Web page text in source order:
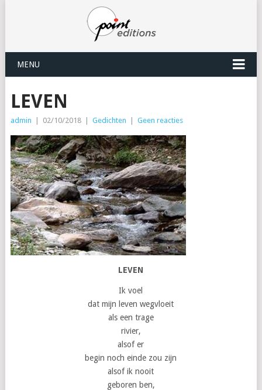
MENU
LEVEN
admin 02/10/2018 Gedichten Geen reacties
LEVEN
Ik voel
dat mijn leven wegvloeit
als een trage
rivier,
alsof er
begin noch einde zou zijn
alsof ik nooit
geboren ben,